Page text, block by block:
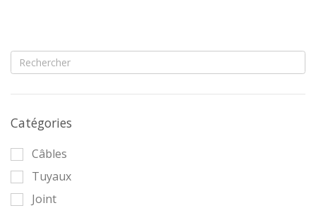
Catégories
Câbles
Tuyaux
Joint